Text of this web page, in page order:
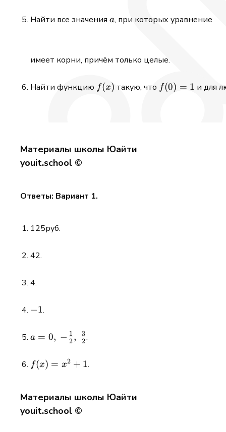
Найти все значения a
a, при которых уравнение
имеет корни, причём только целые.
Найти функцию f(x)
f(x) такую, что f(0)
f(0) = 1 и для
Материалы школы Юайти
youit.school ©
Ответы: Вариант 1.
125руб.
42.
4.
-1
−1.
a = 0,\; -
\tfrac32
a = 0, − 2
1 , 2
3.
f(x)
+ 1
f(x) = x2 + 1.
Материалы школы Юайти
youit.school ©